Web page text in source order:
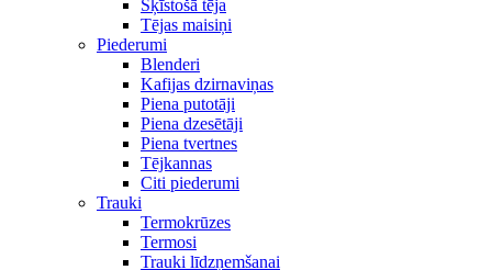
Šķīstošā tēja
Tējas maisiņi
Piederumi
Blenderi
Kafijas dzirnaviņas
Piena putotāji
Piena dzesētāji
Piena tvertnes
Tējkannas
Citi piederumi
Trauki
Termokrūzes
Termosi
Trauki līdzņemšanai